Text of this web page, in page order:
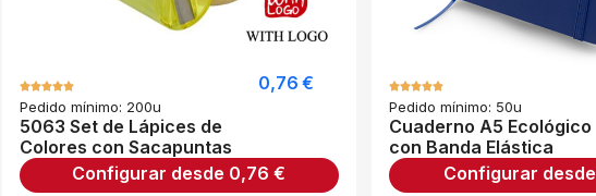
Pedido mínimo: 200u
5063 Set de Lápices de
Colores con Sacapuntas
0,76€
Configurar desde 0,76€
Pedido mínimo: 50u
Cuaderno A5 Ecológico
con Banda Elástica
Configurar desde